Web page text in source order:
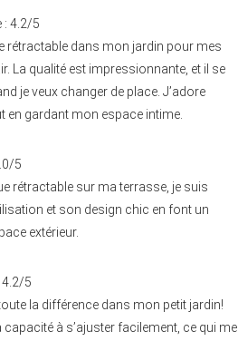
: 4.2/5
rétractable dans mon jardin pour mes
La qualité est impressionnante, et il se
je veux changer de place. J’adore
en gardant mon espace intime.
/5
rétractable sur ma terrasse, je suis
et son design chic en font un
extérieur.
4.2/5
la différence dans mon petit jardin!
à s’ajuster facilement, ce qui me